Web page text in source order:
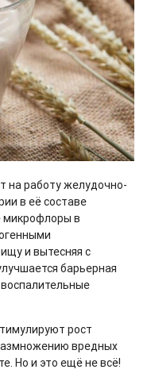
на работу желудочно-
в её составе
микрофлоры в
и вытесняя с
барьерная
рост
вредных
Но и это ещё не всё!